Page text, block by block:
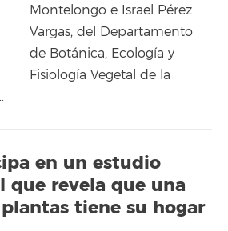
Montelongo e Israel Pérez
Vargas, del Departamento
de Botánica, Ecología y
Fisiología Vegetal de la
en un estudio
que revela que una
tiene su hogar